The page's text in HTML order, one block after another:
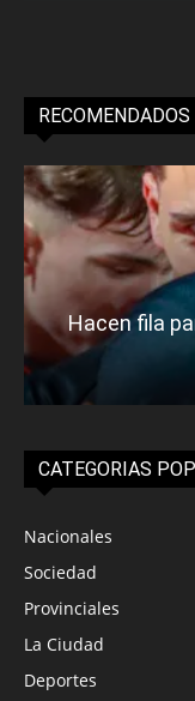
RECOMENDADOS
Hacen fila
CATEGORIAS
Nacionales
Sociedad
Provinciales
La Ciudad
Deportes